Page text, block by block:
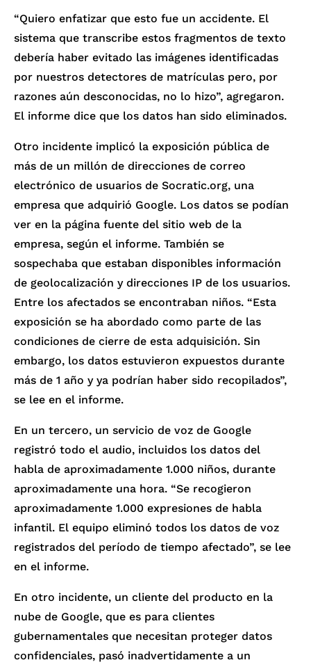
“Quiero enfatizar que esto fue un accidente. El
sistema que transcribe estos fragmentos de texto
debería haber evitado las imágenes identificadas
por nuestros detectores de matrículas pero, por
razones aún desconocidas, no lo hizo”, agregaron.
El informe dice que los datos han sido eliminados.
Otro incidente implicó la exposición pública de
más de un millón de direcciones de correo
electrónico de usuarios de Socratic.org, una
empresa que adquirió Google. Los datos se podían
ver en la página fuente del sitio web de la
empresa, según el informe. También se
sospechaba que estaban disponibles información
de geolocalización y direcciones IP de los usuarios.
Entre los afectados se encontraban niños. “Esta
exposición se ha abordado como parte de las
condiciones de cierre de esta adquisición. Sin
embargo, los datos estuvieron expuestos durante
más de 1 año y ya podrían haber sido recopilados”,
se lee en el informe.
En un tercero, un servicio de voz de Google
registró todo el audio, incluidos los datos del
habla de aproximadamente 1.000 niños, durante
aproximadamente una hora. “Se recogieron
aproximadamente 1.000 expresiones de habla
infantil. El equipo eliminó todos los datos de voz
registrados del período de tiempo afectado”, se lee
en el informe.
En otro incidente, un cliente del producto en la
nube de Google, que es para clientes
gubernamentales que necesitan proteger datos
confidenciales, pasó inadvertidamente a un